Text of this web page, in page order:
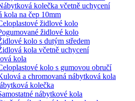
kolečka včetně uchycení
kola na čep 10mm
židlové kolo
židlové kolo
kolo s dutým středem
kola včetně uchycení
kola
kolo s gumovou obručí
a chromovaná nábytková kola
kolečka
nábytkové kola